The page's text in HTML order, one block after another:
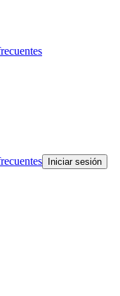
Iniciar sesión